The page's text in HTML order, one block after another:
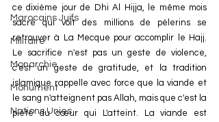
Marocains Juifs
Militaire
Monarchie
Monument
Nations Unies
ce dixième jour de Dhi Al Hijja, le même mois
sacré qui voit des millions de pèlerins se
retrouver à La Mecque pour accomplir le Hajj.
Le sacrifice n'est pas un geste de violence,
c'est un geste de gratitude, et la tradition
islamique rappelle avec force que la viande et
le sang n'atteignent pas Allah, mais que c'est la
piété du cœur qui L'atteint. La viande est